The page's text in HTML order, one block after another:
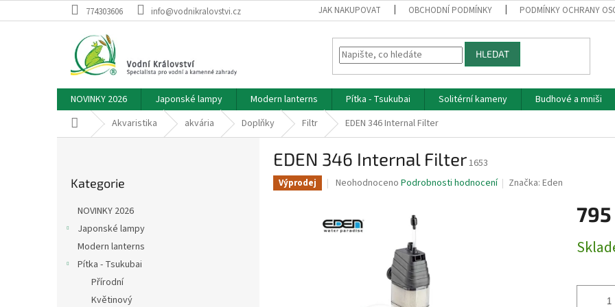
na
774303606 info@vodnikralovstvi.cz JAK NAKUPOVAT OBCHODNÍ PODMÍNKY PODMÍNKY OCHRANY
HLEDAT
NOVINKY 2026 Japonské lampy Modern lanterns Pítka - Tsukubai Solitérní kameny Budhové a mniši
Domů Akvaristika akvária Doplňky Filtr EDEN 346 Internal Filter
kategorie
Kategorie
NOVINKY 2026
Japonské lampy
Modern lanterns
Pítka - Tsukubai
Přírodní
Květinový
EDEN 346 Internal Filter1653
Výprodej
Průměrné
je
0,0
Neohodnoceno Podrobnosti hodnocení Značka:Eden
795
cena: